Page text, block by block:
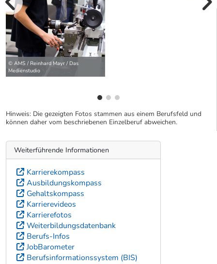
© AMS / Reinhard Mayr / Das
Medienstudio
Hinweis: Die gezeigten Fotos stammen aus einem Berufsfeld und
können daher vom beschriebenen Einzelberuf abweichen.
Weiterführende Informationen
Karrierekompass
Ausbildungskompass
Gehaltskompass
Karrierevideos
Karrierefotos
Weiterbildungsdatenbank
Berufs-Infos
JobBarometer
Berufsinformationssystem (BIS)